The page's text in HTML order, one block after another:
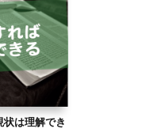
は理解でき